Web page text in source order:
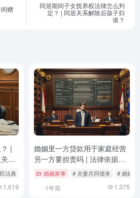
赠
同居期间子女抚养权法律怎么判
定？ | 同居关系解除后孩子归
谁？
|
键
法典 # 法律咨询
1,619
婚姻里一方贷款用于家庭经营
另一方要担责吗 | 法律依据与
实务解析
婚姻家事 # 夫妻共同债务 # 婚姻法
1年前 1,375